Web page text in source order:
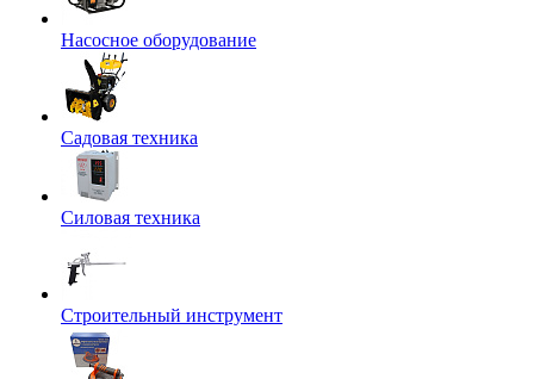
Насосное оборудование
Садовая техника
Силовая техника
Строительный инструмент